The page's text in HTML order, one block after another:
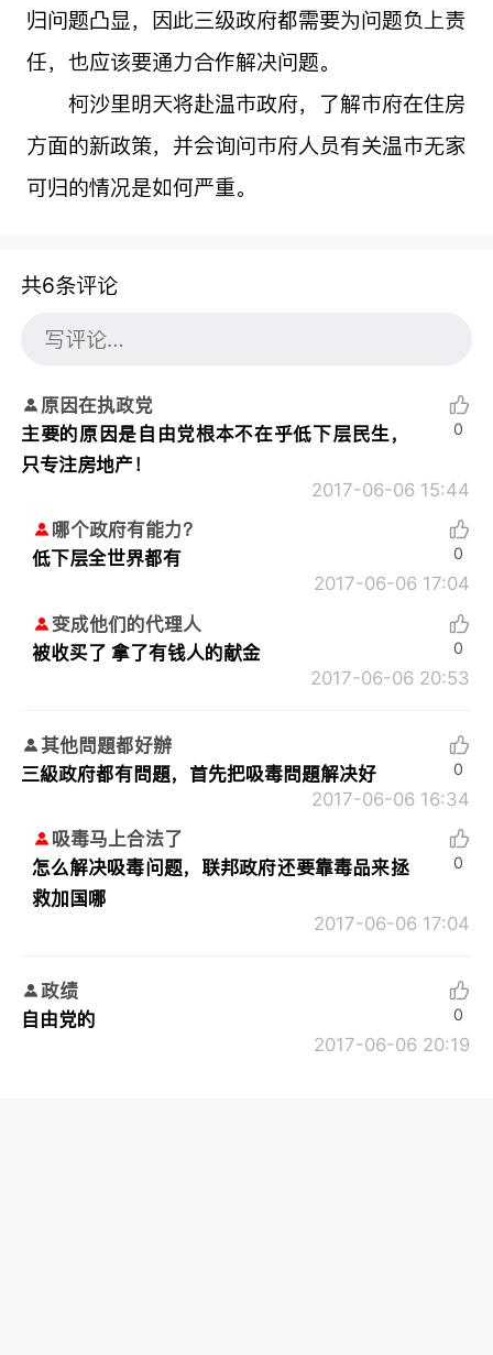
归问题凸显，因此三级政府都需要为问题负上责
任，也应该要通力合作解决问题。
柯沙里明天将赴温市政府，了解市府在住房
方面的新政策，并会询问市府人员有关温市无家
可归的情况是如何严重。
共6条评论
原因在执政党
主要的原因是自由党根本不在乎低下层民生，
只专注房地产！
2017-06-06 15:44
0
哪个政府有能力？
低下层全世界都有
2017-06-06 17:04
0
变成他们的代理人
被收买了 拿了有钱人的献金
2017-06-06 20:53
0
其他問題都好辦
三級政府都有問題，首先把吸毒問題解决好
2017-06-06 16:34
0
吸毒马上合法了
怎么解决吸毒问题，联邦政府还要靠毒品来拯
救加国哪
2017-06-06 17:04
0
政绩
自由党的
2017-06-06 20:19
0